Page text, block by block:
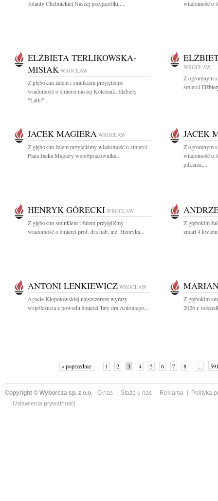
Jolanty Chełmickiej Naszej przyjaciółki,...
wiadomość o
ELŻBIETA TERLIKOWSKA-
MISIAK WROCŁAW
Z głębokim żalem i smutkiem przyjęliśmy
wiadomość o śmierci naszej Koleżanki Elżbiety
"Lalki"...
WROCŁAW
Z ogromnym
śmierci
JACEK MAGIERA WROCŁAW
Z głębokim żalem przyjęliśmy wiadomość o śmierci
Pana Jacka Magiery współpracownika...
JACEK
Z ogromnym
wiadomość o
piłkarza,...
HENRYK GÓRECKI WROCŁAW
Z głębokim smutkiem i żalem przyjęliśmy
wiadomość o śmierci prof. dra hab. inż. Henryka...
Z głębokim
zmarł 4
ANTONI LENKIEWICZ WROCŁAW
Agacie Kłopotowskiej najszczersze wyrazy
współczucia z powodu śmierci Taty dra Antoniego...
Z głębokim
2026 r.
« poprzednie 1 2 3 4 5 6 7 8 ...
Copyright © Wyborcza sp. z o.o. O nas Staże u nas Reklama
Polityka
Ustawienia prywatności